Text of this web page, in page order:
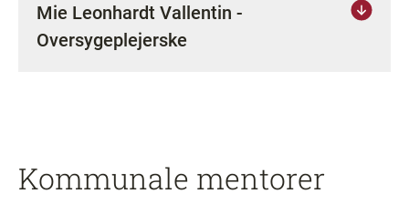
Mie Leonhardt Vallentin -
Oversygeplejerske
Kommunale mentorer